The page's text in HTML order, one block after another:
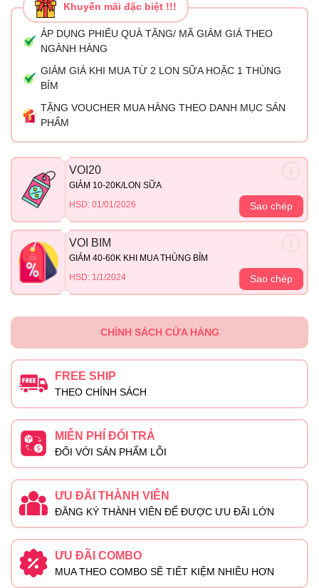
Khuyến mãi đặc biệt !!!
ÁP DỤNG PHIẾU QUÀ TẶNG/ MÃ GIẢM GIÁ THEO
NGÀNH HÀNG
GIẢM GIÁ KHI MUA TỪ 2 LON SỮA HOẶC 1 THÙNG
BỈM
TẶNG VOUCHER MUA HÀNG THEO DANH MỤC SẢN
PHẨM
VOI20
GIẢM 10-20K/LON SỮA
HSD: 01/01/2026
Sao chép
VOI BIM
GIẢM 40-60K KHI MUA THÙNG BỈM
HSD: 1/1/2024
Sao chép
CHÍNH SÁCH CỬA HÀNG
FREE SHIP
THEO CHÍNH SÁCH
MIỄN PHÍ ĐỔI TRẢ
ĐỐI VỚI SẢN PHẨM LỖI
ƯU ĐÃI THÀNH VIÊN
ĐĂNG KÝ THÀNH VIÊN ĐỂ ĐƯỢC ƯU ĐÃI LỚN
ƯU ĐÃI COMBO
MUA THEO COMBO SẼ TIẾT KIỆM NHIỀU HƠN